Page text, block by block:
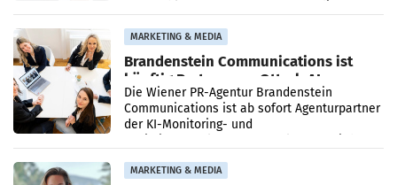
MARKETING & MEDIA
Brandenstein Communications ist
künftig Partner von OtterlyAI
Die Wiener PR-Agentur Brandenstein
Communications ist ab sofort Agenturpartner
der KI-Monitoring- und
MARKETING & MEDIA